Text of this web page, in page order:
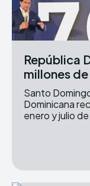
República
millones
Santo
Dominicana
enero y julio